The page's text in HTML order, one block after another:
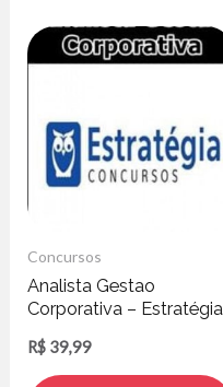
Concursos
Analista Gestao
Corporativa – Estratégia
R$ 39,99